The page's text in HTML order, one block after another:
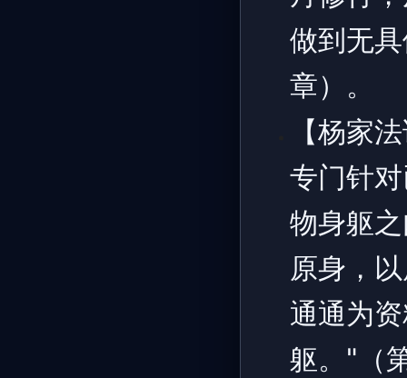
做到无
章）。
【杨家
专门针
物身躯
原身，
通通为
躯。"（